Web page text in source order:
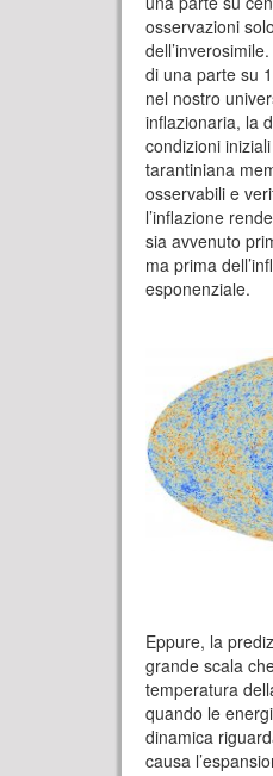
osservazioni
di una parte su
nel nostro
inflazionaria, la
condizioni
tarantiniana
osservabili e
l’inflazione
sia avvenuto
ma prima
esponenziale.
Eppure, la
grande scala
temperatura
quando le
dinamica
causa